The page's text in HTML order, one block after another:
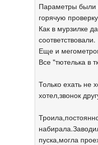
Параметры были
горячую
Как в мурзилке
соответствовали.
Еще и
Все "тютелька в
Только ехать не
хотел,звонок
пуска,могла